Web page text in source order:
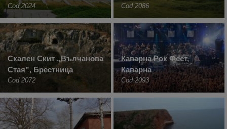
Cod 2024 Cod 2086
Скален Скит „Вълчанова
Стая”, Брестница
Cod 2072
Каварна Рок Фест,
Каварна
Cod 2093